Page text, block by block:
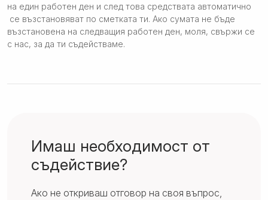
на един работен ден и след това средствата автоматично
се възстановяват по сметката ти. Ако сумата не бъде
възстановена на следващия работен ден, моля, свържи се
с нас, за да ти съдействаме.
Имаш необходимост от
съдействие?
Ако не откриваш отговор на своя въпрос,